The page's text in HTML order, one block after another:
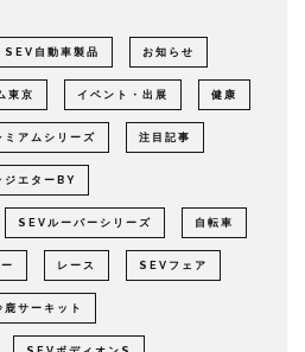
SEV自動車製品 お知らせ
東京 イベント・出展 健康
ミアムシリーズ 注目記事
ジエターBY
SEVルーパーシリーズ 自転車
レース SEVフェア
鹿サーキット